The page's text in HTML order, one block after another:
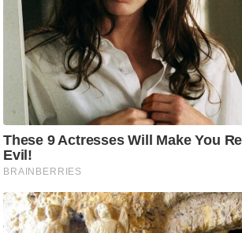
मं
त्रा
रि
ले
श
न
शि
प
ज
नी